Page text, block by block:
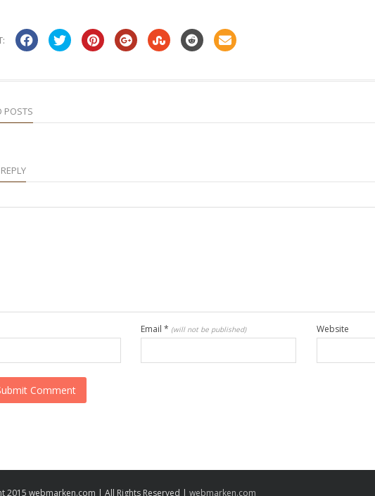
POSTS
Email* (will not be published) Website
Comment
2015 webmarken.com | All Rights Reserved | webmarken.com